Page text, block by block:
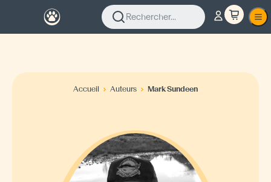
Rechercher...
Accueil Auteurs Mark Sundeen